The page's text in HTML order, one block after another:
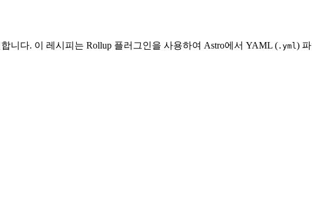
니다. 이 레시피는 Rollup 플러그인을 사용하여 Astro에서 YAML (.yml)